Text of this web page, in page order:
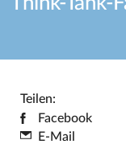
Teilen:
Facebook
E-Mail